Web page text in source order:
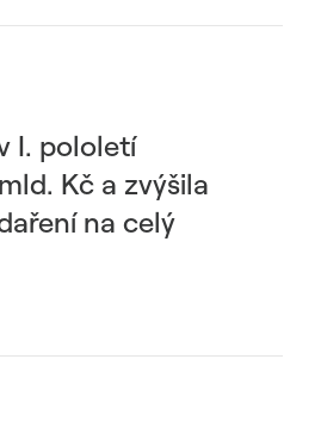
I. pololetí
Kč a zvýšila
na celý